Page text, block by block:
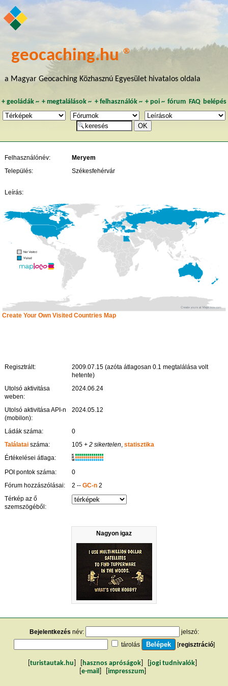
geocaching.hu ®
a Magyar Geocaching Közhasznú Egyesület hivatalos oldala
+ geoládák~ +megtalálások ~ + felhasználók~ + poi~ fórum FAQ belépés
Nagyon igaz
Felhasználónév:
Meryem
Település:
Székesfehérvár
Leírás:
Create Your Own Visited Countries Map
Regisztrált:
2009.07.15 (azóta átlagosan 0.1 megtalálása volt
hetente)
Utolsó aktivitása
weben:
2024.06.24
Utolsó aktivitása API-n
(mobilon):
2024.05.12
Ládák száma:
0
Találatai száma: 105 + 2 sikertelen,statisztika
Értékelései átlaga:
K
R
W
POI pontok száma:
0
Fórum hozzászólásai:
2 --GC-n 2
Térkép az ő
szemszögéből:
Bejelentkezés név:
jelszó:
tárolás
[regisztráció]
turistautak.hu hasznos apróságok jogi tudnivalók
e-mail impresszum]